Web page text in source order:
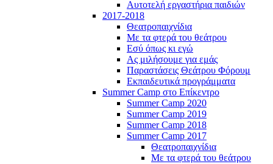
Αυτοτελή εργαστήρια παιδιών
2017-2018
Θεατροπαιχνίδια
Με τα φτερά του θεάτρου
Εσύ όπως κι εγώ
Ας μιλήσουμε για εμάς
Παραστάσεις Θεάτρου Φόρουμ
Εκπαιδευτικά προγράμματα
Summer Camp στο Επίκεντρο
Summer Camp 2020
Summer Camp 2019
Summer Camp 2018
Summer Camp 2017
Θεατροπαιχνίδια
Με τα φτερά του θεάτρου